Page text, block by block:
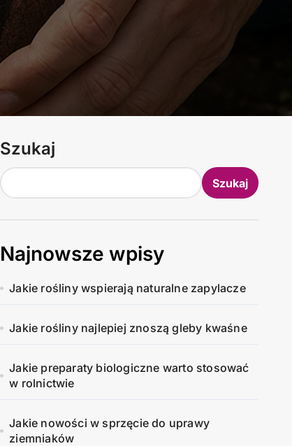
Szukaj
Szukaj
Najnowsze wpisy
Jakie rośliny wspierają naturalne zapylacze
Jakie rośliny najlepiej znoszą gleby kwaśne
Jakie preparaty biologiczne warto stosować
w rolnictwie
Jakie nowości w sprzęcie do uprawy
ziemniaków